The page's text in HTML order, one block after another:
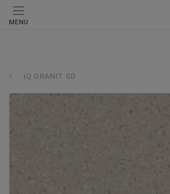
MENU
iQ GRANIT SD